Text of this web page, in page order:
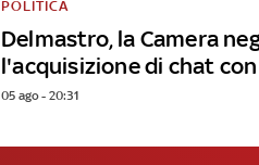
Delmastro, la Camera
l'acquisizione di chat
POLITICA
05 ago - 20:31